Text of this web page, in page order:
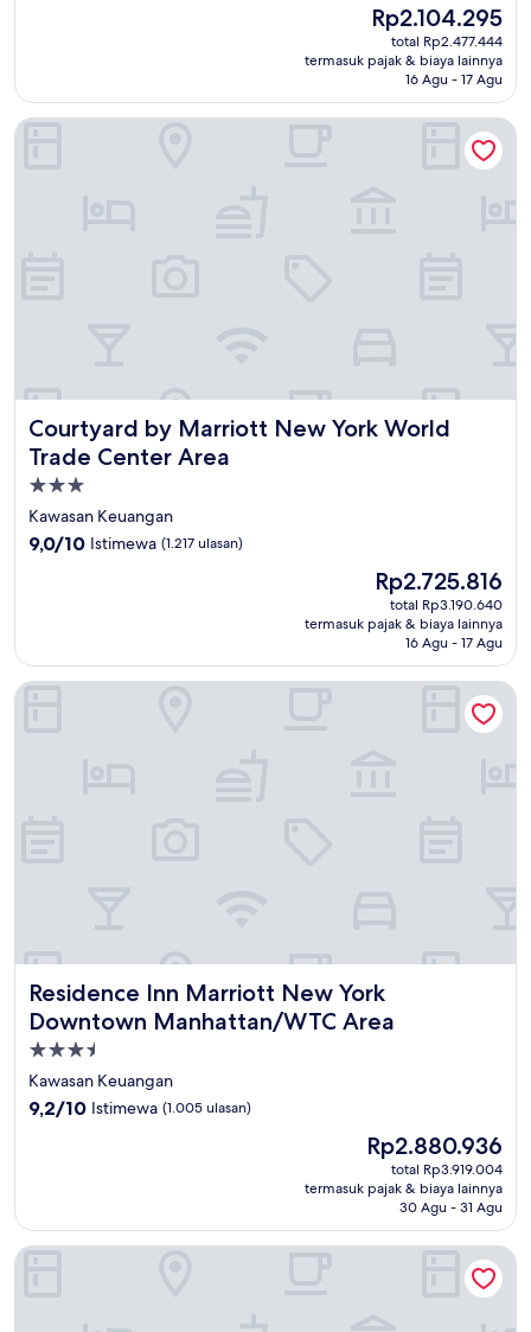
ulasan)
Harga
sekarang
Rp2.104.295
Rp2.104.295
total Rp2.477.444
termasuk pajak & biaya lainnya
16 Agu - 17 Agu
Courtyard by Marriott New York World
Trade Center Area
Courtyard by Marriott New York World Trade Center Area
Properti
bintang
3.0
Kawasan Keuangan
9.0
9,0/10 Istimewa (1.217 ulasan)
Harga
sekarang
Rp2.725.816
Rp2.725.816
total Rp3.190.640
termasuk pajak & biaya lainnya
16 Agu - 17 Agu
Courtyard by Marriott New York World Trade Center Area
Residence Inn Marriott New York
Downtown Manhattan/WTC Area
Residence Inn Marriott New York Downtown Manhattan/
Properti
bintang
3.5
Kawasan Keuangan
9.2
9,2/10 Istimewa (1.005 ulasan)
Harga
sekarang
Rp2.880.936
Rp2.880.936
total Rp3.919.004
termasuk pajak & biaya lainnya
30 Agu - 31 Agu
Residence Inn Marriott New York Downtown Manhattan/
Four Points By Sheraton New York Downtown